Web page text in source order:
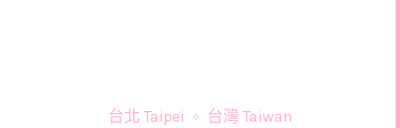
台北 Taipei 台灣 Taiwan